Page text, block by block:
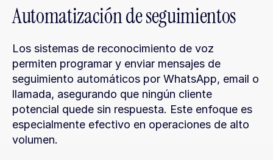
Automatización de seguimientos
Los sistemas de reconocimiento de voz
permiten programar y enviar mensajes de
seguimiento automáticos por WhatsApp, email o
llamada, asegurando que ningún cliente
potencial quede sin respuesta. Este enfoque es
especialmente efectivo en operaciones de alto
volumen.